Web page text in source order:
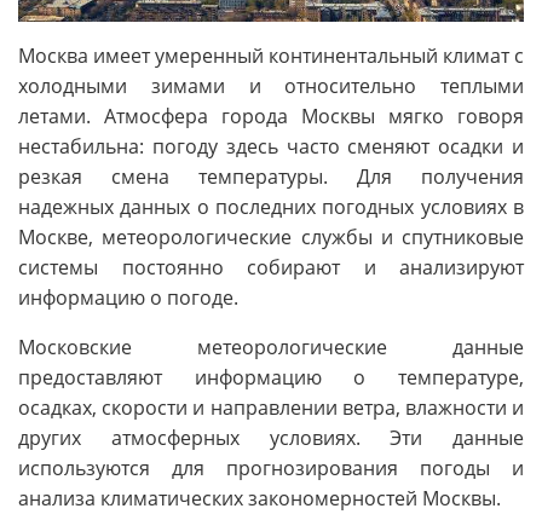
Москва имеет умеренный континентальный климат с
холодными зимами и относительно теплыми
летами. Атмосфера города Москвы мягко говоря
нестабильна: погоду здесь часто сменяют осадки и
резкая смена температуры. Для получения
надежных данных о последних погодных условиях в
Москве, метеорологические службы и спутниковые
системы постоянно собирают и анализируют
информацию о погоде.
Московские метеорологические данные
предоставляют информацию о температуре,
осадках, скорости и направлении ветра, влажности и
других атмосферных условиях. Эти данные
используются для прогнозирования погоды и
анализа климатических закономерностей Москвы.